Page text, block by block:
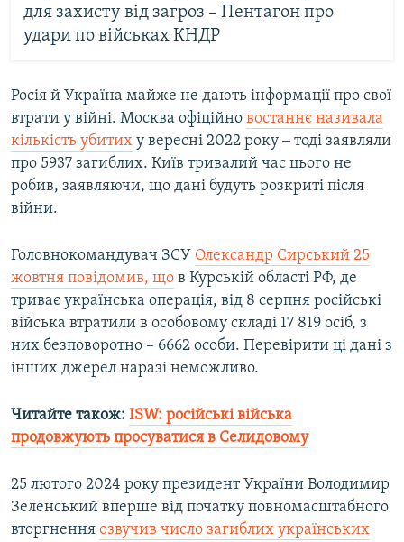
для захисту від загроз – Пентагон про
удари по військах КНДР
Росія й Україна майже не дають інформації про свої
втрати у війні. Москва офіційно востаннє називала
кількість убитих у вересні 2022 року ‒ тоді заявляли
про 5937 загиблих. Київ тривалий час цього не
робив, заявляючи, що дані будуть розкриті після
війни.
Головнокомандувач ЗСУ Олександр Сирський 25
жовтня повідомив, що в Курській області РФ, де
триває українська операція, від 8 серпня російські
війська втратили в особовому складі 17 819 осіб, з
них безповоротно – 6662 особи. Перевірити ці дані з
інших джерел наразі неможливо.
Читайте також: ISW: російські війська
продовжують просуватися в Селидовому
25 лютого 2024 року президент України Володимир
Зеленський вперше від початку повномасштабного
вторгнення озвучив число загиблих українських